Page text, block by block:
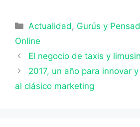
Categorías
Actualidad , Gurús y
Online
El negocio de taxis y
2017, un año para innovar
al clásico marketing